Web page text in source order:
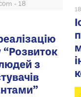
- 18
“Розвиток
з